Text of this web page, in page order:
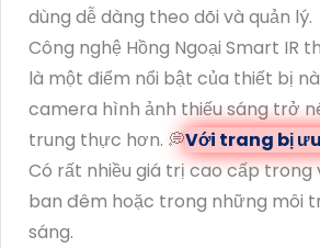
dùng dễ dàng theo dõi và quản lý.
Công nghệ Hồng Ngoại Smart IR
là một điểm nổi bật của thiết bị
camera hình ảnh thiếu sáng trở
trung thực hơn. 💭Với trang bị
Có rất nhiều giá trị cao cấp trong
ban đêm hoặc trong những môi
sáng.